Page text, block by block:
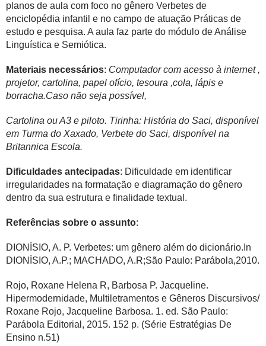
planos de aula com foco no gênero Verbetes de
enciclopédia infantil e no campo de atuação Práticas de
estudo e pesquisa. A aula faz parte do módulo de Análise
Linguística e Semiótica.
Materiais necessários: Computador com acesso à internet ,
projetor, cartolina, papel ofício, tesoura ,cola, lápis e
borracha.Caso não seja possível,
Cartolina ou A3 e piloto. Tirinha: História do Saci, disponível
em Turma do Xaxado, Verbete do Saci, disponível na
Britannica Escola.
Dificuldades antecipadas: Dificuldade em identificar
irregularidades na formatação e diagramação do gênero
dentro da sua estrutura e finalidade textual.
Referências sobre o assunto:
DIONÍSIO, A. P. Verbetes: um gênero além do dicionário.In
DIONÍSIO, A.P.; MACHADO, A.R;São Paulo: Parábola,2010.
Rojo, Roxane Helena R, Barbosa P. Jacqueline.
Hipermodernidade, Multiletramentos e Gêneros Discursivos/
Roxane Rojo, Jacqueline Barbosa. 1. ed. São Paulo:
Parábola Editorial, 2015. 152 p. (Série Estratégias De
Ensino n.51)